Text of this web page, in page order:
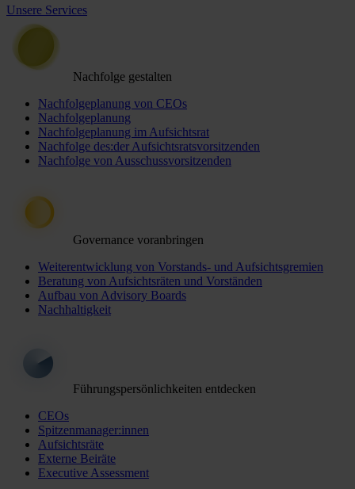
Unsere Services
Nachfolge gestalten
Nachfolgeplanung von CEOs
Nachfolgeplanung
Nachfolgeplanung im Aufsichtsrat
Nachfolge des:der Aufsichtsratsvorsitzenden
Nachfolge von Ausschussvorsitzenden
Governance voranbringen
Weiterentwicklung von Vorstands- und Aufsichtsgremien
Beratung von Aufsichtsräten und Vorständen
Aufbau von Advisory Boards
Nachhaltigkeit
Führungspersönlichkeiten entdecken
CEOs
Spitzenmanager:innen
Aufsichtsräte
Externe Beiräte
Executive Assessment